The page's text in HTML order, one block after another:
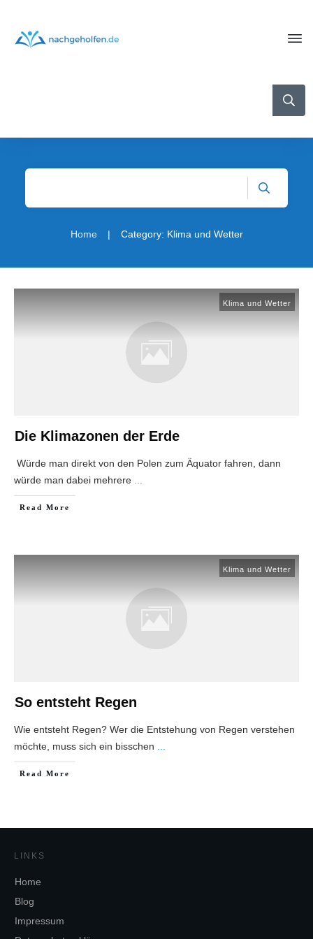
Home | Category: Klima und Wetter
Klima und Wetter
Die Klimazonen der Erde
Würde man direkt von den Polen zum Äquator fahren, dann
würde man dabei mehrere
Read More
Klima und Wetter
So entsteht Regen
Wie entsteht Regen? Wer die Entstehung von Regen verstehen
möchte, muss sich ein bisschen
Read More
LINKS
Home
Blog
Impressum